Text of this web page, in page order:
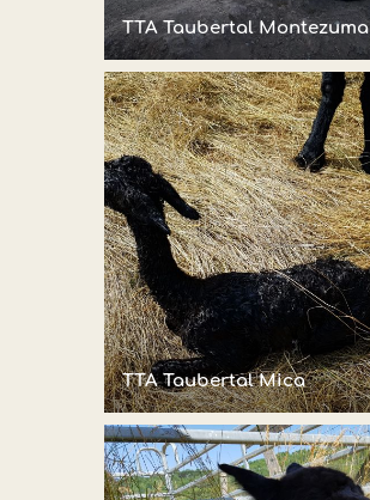
TTA Taubertal Montezuma
TTA Taubertal Mica